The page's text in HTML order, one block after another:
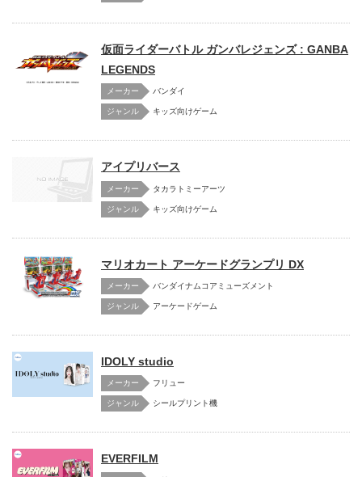
仮面ライダーバトル ガンバレジェンズ : GANBA
LEGENDS
メーカー バンダイ
キッズ向けゲーム
アイプリバース
メーカー タカラトミーアーツ
キッズ向けゲーム
マリオカート アーケードグランプリ DX
メーカー バンダイナムコアミューズメント
アーケードゲーム
IDOLY studio
メーカー フリュー
シールプリント機
EVERFILM